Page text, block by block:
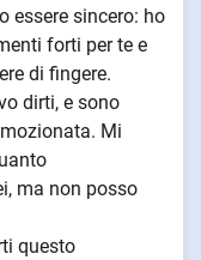
essere sincero: ho
forti per te e
di fingere.
dirti, e sono
Mi
ma non posso
questo